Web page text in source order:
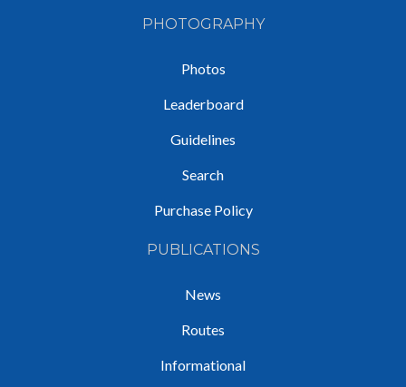
PHOTOGRAPHY
Photos
Leaderboard
Guidelines
Search
Purchase Policy
PUBLICATIONS
News
Routes
Informational